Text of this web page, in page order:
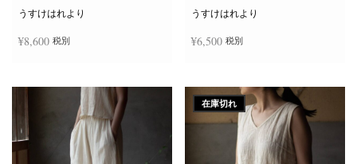
うすけはれより
¥8,600 税別
の
商
品
に
は
複
数
うすけはれより
¥6,500 税別
の
商
品
に
は
複
数
在庫切れ